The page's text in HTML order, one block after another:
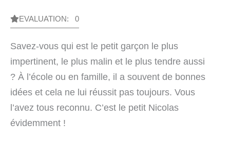
EVALUATION: 0
Savez-vous qui est le petit garçon le plus
impertinent, le plus malin et le plus tendre aussi
? À l’école ou en famille, il a souvent de bonnes
idées et cela ne lui réussit pas toujours. Vous
l’avez tous reconnu. C’est le petit Nicolas
évidemment !